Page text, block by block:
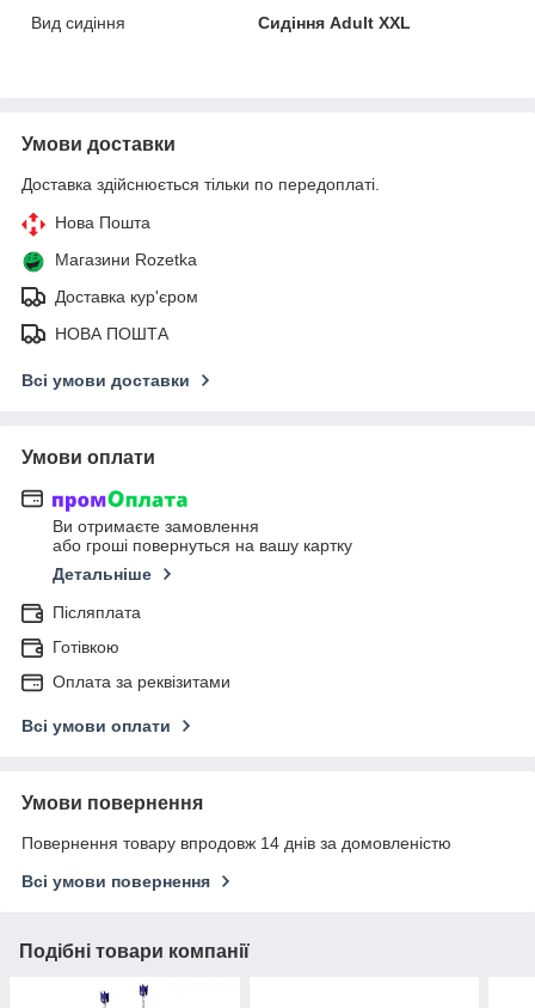
Вид сидіння
Сидіння Adult ХХL
Умови доставки
Доставка здійснюється тільки по передоплаті.
Нова Пошта
Магазини Rozetka
Доставка кур'єром
НОВА ПОШТА
Всі умови доставки
Умови оплати
Ви отримаєте замовлення
або гроші повернуться на вашу картку
Детальніше
Післяплата
Готівкою
Оплата за реквізитами
Всі умови оплати
Умови повернення
Повернення товару впродовж 14 днів за домовленістю
Всі умови повернення
Подібні товари компанії